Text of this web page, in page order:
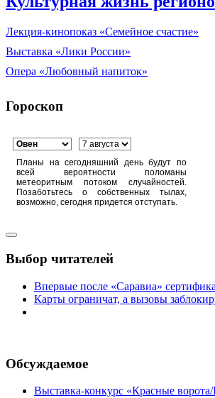
Лекция-кинопоказ «Семейное счастие»
Выставка «Лики России»
Опера «Любовный напиток»
Гороскоп
Планы на сегодняшний день будут по
всей вероятности поломаны
метеоритным потоком случайностей.
Позаботьтесь о собственных тылах,
возможно, сегодня придется отступать.
Выбор читателей
Впервые после «Саравиа»
Карты ограничат, а вызовы
Обсуждаемое
Выставка-конкурс «Красные